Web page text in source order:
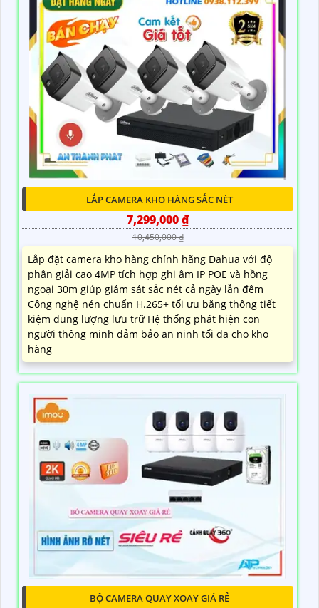
LẮP CAMERA KHO HÀNG SẮC NÉT
7,299,000 ₫
10,450,000 ₫
Lắp đặt camera kho hàng chính hãng Dahua với độ
phân giải cao 4MP tích hợp ghi âm IP POE và hồng
ngoại 30m giúp giám sát sắc nét cả ngày lẫn đêm
Công nghệ nén chuẩn H.265+ tối ưu băng thông tiết
kiệm dung lượng lưu trữ Hệ thống phát hiện con
người thông minh đảm bảo an ninh tối đa cho kho
hàng
BỘ CAMERA QUAY XOAY GIÁ RẺ